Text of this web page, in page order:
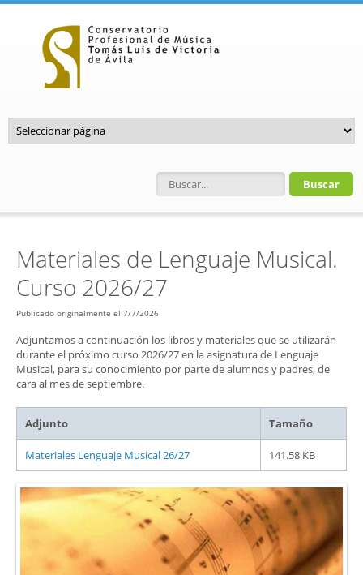
Formulario de búsqueda
Materiales de Lenguaje Musical.
Curso 2026/27
Publicado originalmente el 7/7/2026
Adjuntamos a continuación los libros y materiales que se utilizarán
durante el próximo curso 2026/27 en la asignatura de Lenguaje
Musical, para su conocimiento por parte de alumnos y padres, de
cara al mes de septiembre.
Adjunto Tamaño
Materiales Lenguaje Musical 26/27 141.58 KB